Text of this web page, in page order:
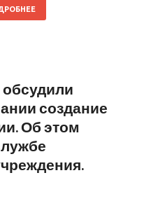
создание
Об этом